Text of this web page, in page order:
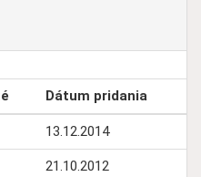
Dátum pridania
13.12.2014
21.10.2012